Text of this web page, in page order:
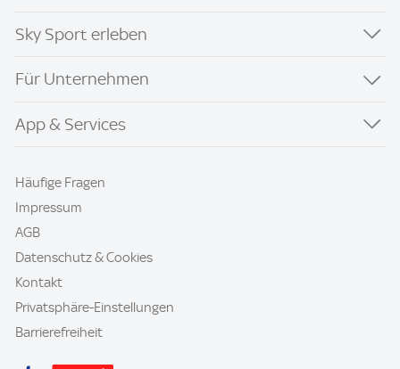
Sky Sport erleben
Für Unternehmen
App & Services
Häufige Fragen
Impressum
AGB
Datenschutz & Cookies
Kontakt
Privatsphäre-Einstellungen
Barrierefreiheit